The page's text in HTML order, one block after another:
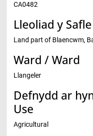
CA0482
Lleoliad y
Land part of Blaencwm,
Ward / Ward
Llangeler
Defnydd ar
Use
Agricultural